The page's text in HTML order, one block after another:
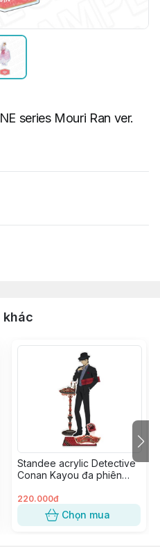
series Mouri Ran ver.
khác
Standee acrylic Detective
Conan Kayou đa phiên
Present
220.000đ
Chọn mua